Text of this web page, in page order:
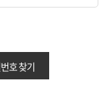
호 찾기